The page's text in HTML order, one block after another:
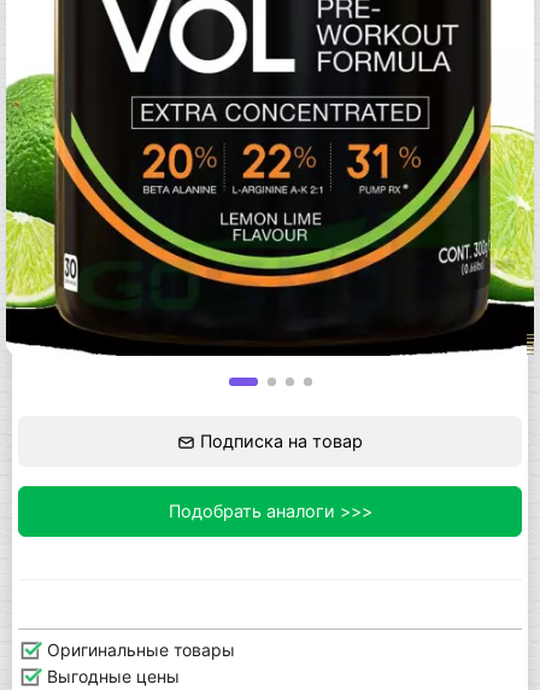
Подписка на товар
Подобрать аналоги >>>
Оригинальные товары
Выгодные цены